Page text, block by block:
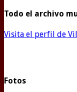
Todo el archivo
Visita el perfil de
Fotos